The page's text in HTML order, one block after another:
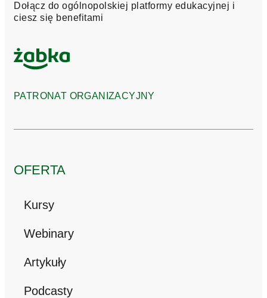
Dołącz do ogólnopolskiej platformy edukacyjnej i
ciesz się benefitami
PATRONAT ORGANIZACYJNY
OFERTA
Kursy
Webinary
Artykuły
Podcasty